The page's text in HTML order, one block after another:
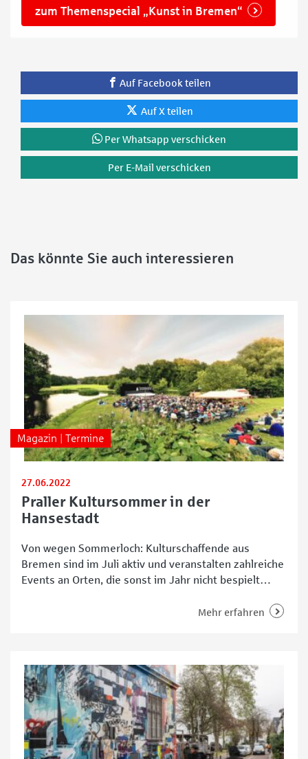
zum Themenspecial „Kunst in Bremen“
Auf Facebook teilen
Auf X teilen
Per Whatsapp verschicken
Per E-Mail verschicken
Das könnte Sie auch interessieren
Magazin | Termine
27.06.2022
Praller Kultursommer in der
Hansestadt
Von wegen Sommerloch: Kulturschaffende aus
Bremen sind im Juli aktiv und veranstalten zahlreiche
Events an Orten, die sonst im Jahr nicht bespielt
gefüllt. So eröffnen die Seebühne Bremen sowie die
Mehr erfahren